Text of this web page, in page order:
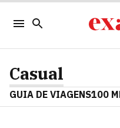
Casual
GUIA DE VIAGENS100